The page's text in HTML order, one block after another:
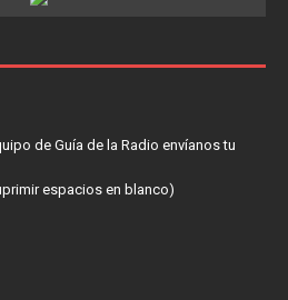
de Guía de la Radio envíanos tu
espacios en blanco)